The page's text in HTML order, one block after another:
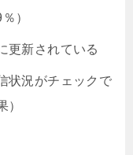
）
更新されている
状況がチェックで
）